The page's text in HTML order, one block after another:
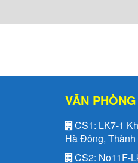
VĂN
CS1: LK7-1
Hà Đông,
CS2: No11F-